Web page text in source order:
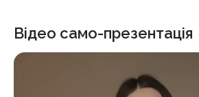
Відео само-презентація